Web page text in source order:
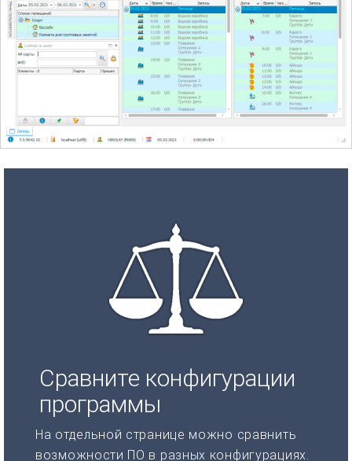
Сравните конфигурации
программы
На отдельной странице можно сравнить
возможности ПО в разных конфигурациях.